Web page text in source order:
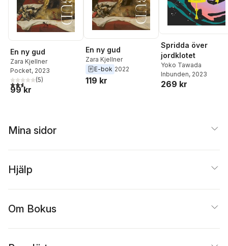
En ny gud
Zara Kjellner
Pocket, 2023
2,6utav 5 stjärnor. Totalt antal röster:
(5)
99 kr
En ny gud
Zara Kjellner
E-bok 2022
119 kr
Spridda över
jordklotet
Yoko Tawada
Inbunden, 2023
269 kr
Mina sidor
Hjälp
Om Bokus